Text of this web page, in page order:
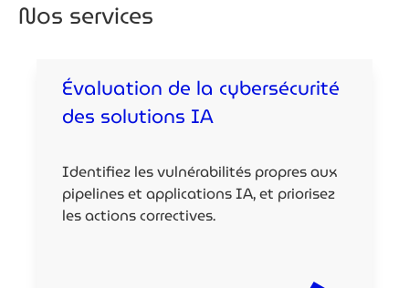
Nos services
Évaluation de la cybersécurité
des solutions IA
Identifiez les vulnérabilités propres aux
pipelines et applications IA, et priorisez
les actions correctives.